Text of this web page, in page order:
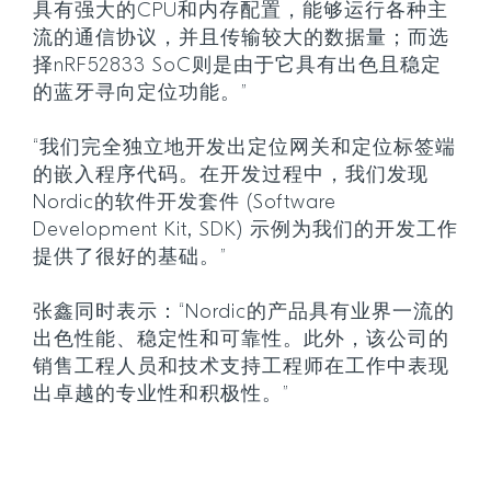
具有强大的CPU和内存配置，能够运行各种主
流的通信协议，并且传输较大的数据量；而选
择nRF52833 SoC则是由于它具有出色且稳定
的蓝牙寻向定位功能。”
“我们完全独立地开发出定位网关和定位标签端
的嵌入程序代码。在开发过程中，我们发现
Nordic的软件开发套件 (Software
Development Kit, SDK) 示例为我们的开发工作
提供了很好的基础。”
张鑫同时表示：“Nordic的产品具有业界一流的
出色性能、稳定性和可靠性。此外，该公司的
销售工程人员和技术支持工程师在工作中表现
出卓越的专业性和积极性。”